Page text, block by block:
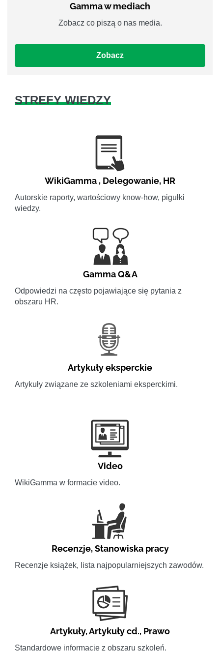
Gamma w mediach
Zobacz co piszą o nas media.
Zobacz
STREFY WIEDZY
WikiGamma , Delegowanie, HR
Autorskie raporty, wartościowy know-how, pigułki
wiedzy.
Gamma Q&A
Odpowiedzi na często pojawiające się pytania z
obszaru HR.
Artykuły eksperckie
Artykuły związane ze szkoleniami eksperckimi.
Video
WikiGamma w formacie video.
Recenzje,Stanowiska pracy
Recenzje książek, lista najpopularniejszych zawodów.
Artykuły,Artykuły cd., Prawo
Standardowe informacje z obszaru szkoleń.